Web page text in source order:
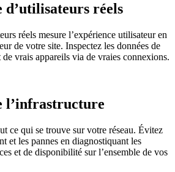
réels
réels mesure l’expérience utilisateur en
de votre site. Inspectez les données de
vrais appareils via de vraies connexions.
l’infrastructure
ce qui se trouve sur votre réseau. Évitez
et les pannes en diagnostiquant les
et de disponibilité sur l’ensemble de vos